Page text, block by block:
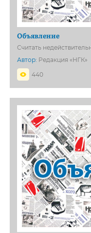
Объявление
Считать
Автор: Редакция «НГК»
440